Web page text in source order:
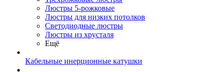
Люстры 5-рожковые
Люстры для низких потолков
Cветодиодные люстры
Люстры из хрусталя
Ещё
Кабельные инерционные катушки